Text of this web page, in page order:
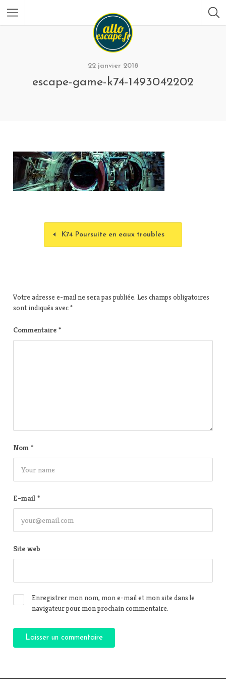
22 janvier 2018
escape-game-k74-1493042202
K74 Poursuite en eaux troubles
Votre adresse e-mail ne sera pas publiée. Les champs obligatoires
sont indiqués avec*
Commentaire *
Nom *
E-mail *
Site web
Enregistrer mon nom, mon e-mail et mon site dans le
navigateur pour mon prochain commentaire.